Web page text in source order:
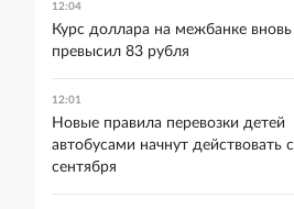
12:04
Курс доллара на межбанке вновь
превысил 83 рубля
12:01
Новые правила перевозки детей
автобусами начнут действовать с
сентября